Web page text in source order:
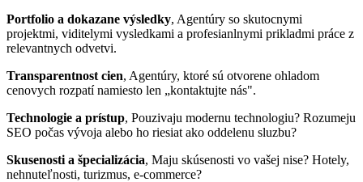
Portfolio a dokazane výsledky, Agentúry so skutocnymi
projektmi, viditelymi vysledkami a profesianlnymi prikladmi práce z
relevantnych odvetvi.
Transparentnost cien, Agentúry, ktoré sú otvorene ohladom
cenovych rozpatí namiesto len „kontaktujte nás".
Technologie a prístup, Pouzivaju modernu technologiu? Rozumeju
SEO počas vývoja alebo ho riesiat ako oddelenu sluzbu?
Skusenosti a špecializácia, Maju skúsenosti vo vašej nise? Hotely,
nehnuteľnosti, turizmus, e-commerce?